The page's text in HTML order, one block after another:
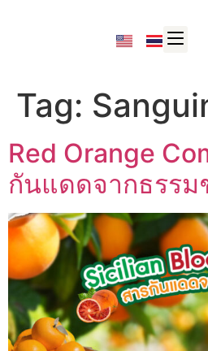
Tag:
Red Orange
กันแดดจากธรรม